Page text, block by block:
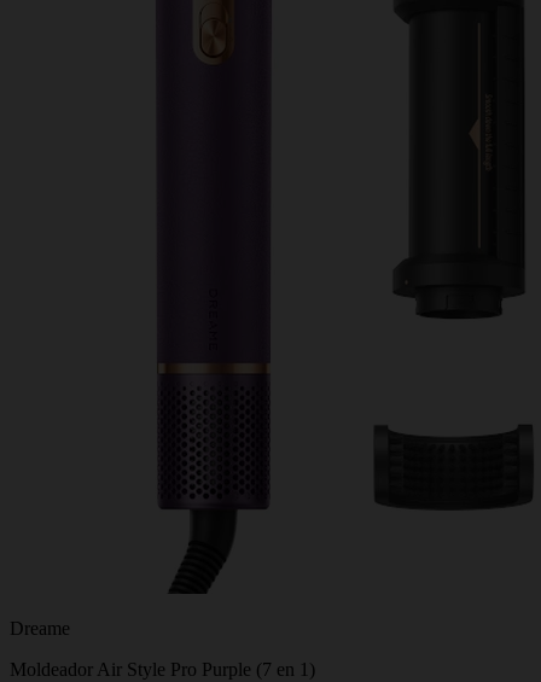
Dreame
Moldeador Air Style Pro Purple (7 en 1)